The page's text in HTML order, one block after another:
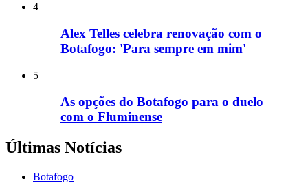
4
Alex Telles celebra renovação com o
Botafogo: 'Para sempre em mim'
5
As opções do Botafogo para o duelo
com o Fluminense
Últimas Notícias
Botafogo